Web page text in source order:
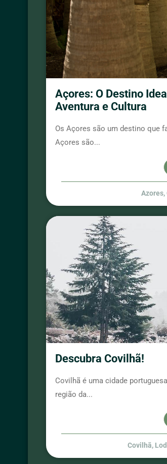
Açores: O Destino
Aventura e Cultura
Os Açores são um destino que
Açores são...
Azores,
Descubra Covilhã!
Covilhã é uma cidade
região da...
Covilhã,